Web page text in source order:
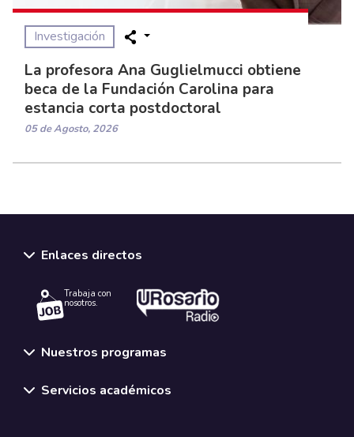
Investigación
La profesora Ana Guglielmucci obtiene
beca de la Fundación Carolina para
estancia corta postdoctoral
05 de Agosto, 2026
Enlaces directos
Trabaja con
nosotros.
Nuestros programas
Servicios académicos